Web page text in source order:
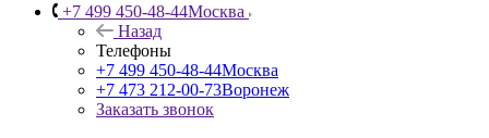
МикроконтроллерыМикроконтроллеры
специального
назначения
Микропроцессоры
микросхемы
- ПЛИСы
+7 499 450-48-44Москва
Назад
Телефоны
+7 499 450-48-44Москва
+7 473 212-00-73Воронеж
Заказать звонок